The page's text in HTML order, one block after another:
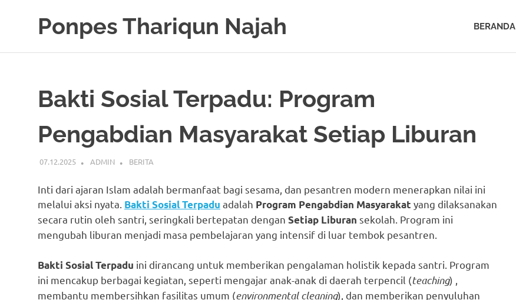
Ponpes Thariqun Najah
Berakhlak
Mulia
BERANDA
Bakti Sosial Terpadu: Program
Pengabdian Masyarakat Setiap Liburan
07.12.2025 ADMIN BERITA
Inti dari ajaran Islam adalah bermanfaat bagi sesama, dan pesantren modern menerapkan nilai ini
melalui aksi nyata. Bakti Sosial Terpadu adalah Program Pengabdian Masyarakat yang dilaksanakan
secara rutin oleh santri, seringkali bertepatan dengan Setiap Liburan sekolah. Program ini
mengubah liburan menjadi masa pembelajaran yang intensif di luar tembok pesantren.
Bakti Sosial Terpadu ini dirancang untuk memberikan pengalaman holistik kepada santri. Program
ini mencakup berbagai kegiatan, seperti mengajar anak-anak di daerah terpencil (teaching) ,
membantu membersihkan fasilitas umum (environmental cleaning), dan memberikan penyuluhan